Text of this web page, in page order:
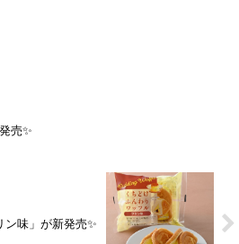
売✨
味」が新発売✨